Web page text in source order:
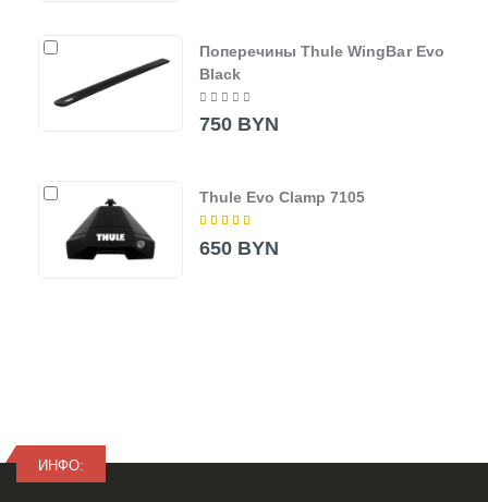
Поперечины Thule WingBar Evo
Black
750 BYN
Thule Evo Clamp 7105
650 BYN
ИНФО: